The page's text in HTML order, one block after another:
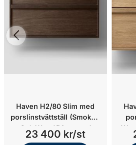
Haven H2/80 Slim med
porslinstvättställ (Smoked
Oak Wood/Matt sand
porslin)
23 400 kr/st